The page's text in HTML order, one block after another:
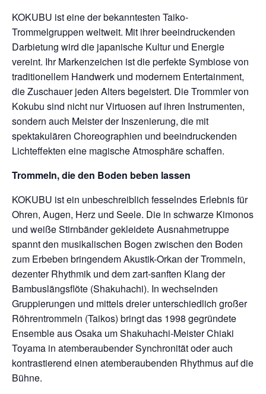
KOKUBU ist eine der bekanntesten Taiko-
Trommelgruppen weltweit. Mit ihrer beeindruckenden
Darbietung wird die japanische Kultur und Energie
vereint. Ihr Markenzeichen ist die perfekte Symbiose von
traditionellem Handwerk und modernem Entertainment,
die Zuschauer jeden Alters begeistert. Die Trommler von
Kokubu sind nicht nur Virtuosen auf ihren Instrumenten,
sondern auch Meister der Inszenierung, die mit
spektakulären Choreographien und beeindruckenden
Lichteffekten eine magische Atmosphäre schaffen.
Trommeln, die den Boden beben lassen
KOKUBU ist ein unbeschreiblich fesselndes Erlebnis für
Ohren, Augen, Herz und Seele. Die in schwarze Kimonos
und weiße Stirnbänder gekleidete Ausnahmetruppe
spannt den musikalischen Bogen zwischen den Boden
zum Erbeben bringendem Akustik-Orkan der Trommeln,
dezenter Rhythmik und dem zart-sanften Klang der
Bambuslängsflöte (Shakuhachi). In wechselnden
Gruppierungen und mittels dreier unterschiedlich großer
Röhrentrommeln (Taikos) bringt das 1998 gegründete
Ensemble aus Osaka um Shakuhachi-Meister Chiaki
Toyama in atemberaubender Synchronität oder auch
kontrastierend einen atemberaubenden Rhythmus auf die
Bühne.